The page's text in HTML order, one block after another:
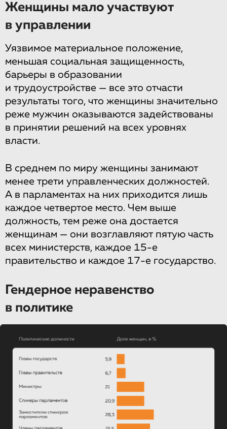
Женщины мало участвуют
в управлении
Уязвимое материальное положение,
меньшая социальная защищенность,
барьеры в образовании
и трудоустройстве — все это отчасти
результаты того, что женщины значительно
реже мужчин оказываются задействованы
в принятии решений на всех уровнях
власти.
В среднем по миру женщины занимают
менее трети управленческих должностей.
А в парламентах на них приходится лишь
каждое четвертое место. Чем выше
должность, тем реже она достается
женщинам — они возглавляют пятую часть
всех министерств, каждое 15-е
правительство и каждое 17-е государство.
Гендерное неравенство
в политике